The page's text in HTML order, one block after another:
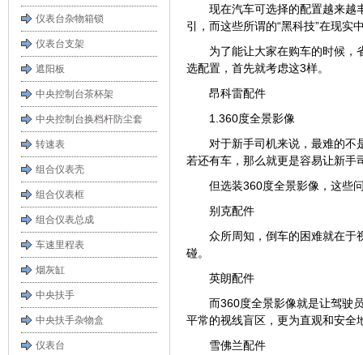
仪表台杂物箱锁
仪表台支架
遮阳板
中央控制台茶杯架
中央控制台换档杆防尘套
转速表
组合仪表壳
组合仪表框
组合仪表总成
车速里程表
烟灰缸
中央扶手
中央扶手杂物盒
仪表台
现在汽车可选择的配置越来越
引，而这些所谓的“黑科技”在现实
为了能让大家在购车的时候，
选配置，首先就考虑这3样。
昂科雷配件
1.360度全景影像
对于新手司机来说，最难的不
若还有车，那么就更是容易让新手
但选装360度全景影像，这些
别克配件
众所周知，倒车的困难就在于
碰。
英朗配件
而360度全景影像就是让驾驶
平常的视线盲区，更为直观和安全
雪佛兰配件